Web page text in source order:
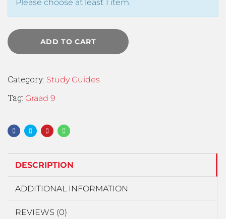
Please choose at least 1 item.
ADD TO CART
Category: Study Guides
Tag: Graad 9
DESCRIPTION
ADDITIONAL INFORMATION
REVIEWS (0)